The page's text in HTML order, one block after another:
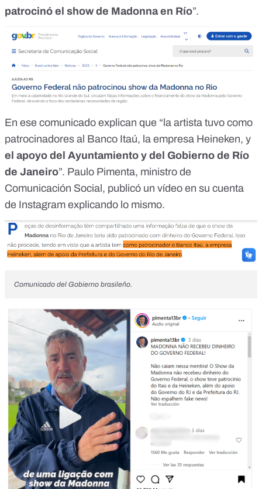
patrocinó el show de Madonna en Río”.
En ese comunicado explican que “la artista tuvo como
patrocinadores al Banco Itaú, la empresa Heineken, y
el apoyo del Ayuntamiento y del Gobierno de Río
de Janeiro”. Paulo Pimenta, ministro de
Comunicación Social, publicó un vídeo en su cuenta
de Instagram explicando lo mismo.
Comunicado del Gobierno brasileño.